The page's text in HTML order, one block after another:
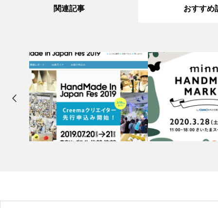
関連記事 おすすめ